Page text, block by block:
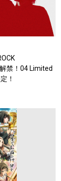
禁！04 Limited
！